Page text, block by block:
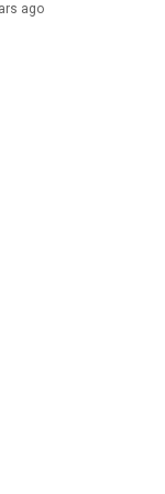
ago